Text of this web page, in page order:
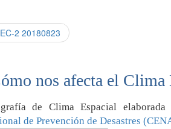
2 20180823
nos afecta el Clima
de Clima Espacial
de Prevención de Desastres